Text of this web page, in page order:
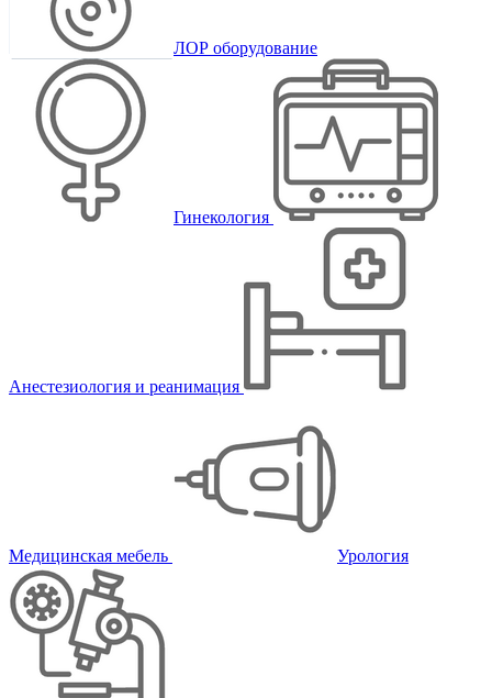
ЛОР оборудование
Гинекология
Анестезиология и реанимация
Медицинская мебель Урология